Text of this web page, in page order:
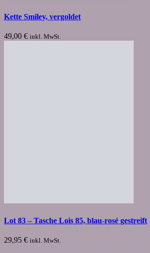
Kette Smiley, vergoldet
49,00 € inkl. MwSt.
Lot 83 – Tasche Lois 85, blau-rosé gestreift
29,95 € inkl. MwSt.